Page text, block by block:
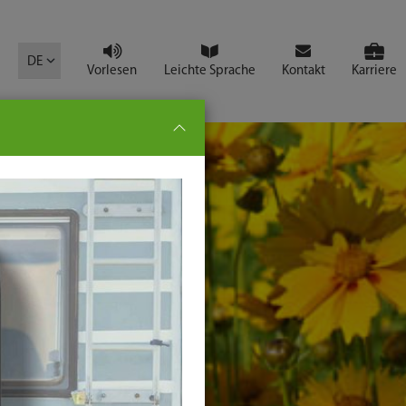
DE
Vorlesen Leichte Sprache Kontakt Karriere